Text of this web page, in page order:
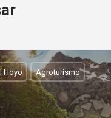
Hoyo Agroturismo